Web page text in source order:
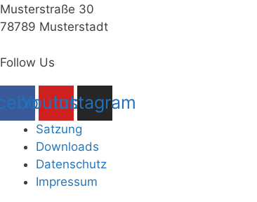
Musterstraße 30
78789 Musterstadt
Follow Us
Youtube
Instagram
Satzung
Downloads
Datenschutz
Impressum